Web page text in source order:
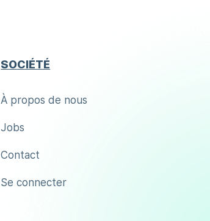
SOCIÉTÉ
À propos de nous
Jobs
Contact
Se connecter